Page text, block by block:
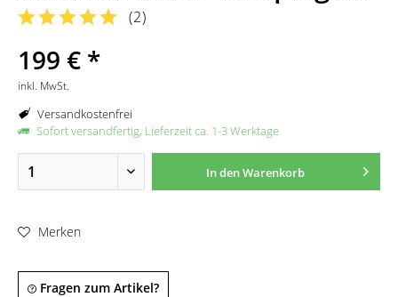
(2)
199 € *
inkl. MwSt.
Versandkostenfrei
Sofort versandfertig, Lieferzeit ca. 1-3 Werktage
In denWarenkorb
Merken
Fragen zum Artikel?